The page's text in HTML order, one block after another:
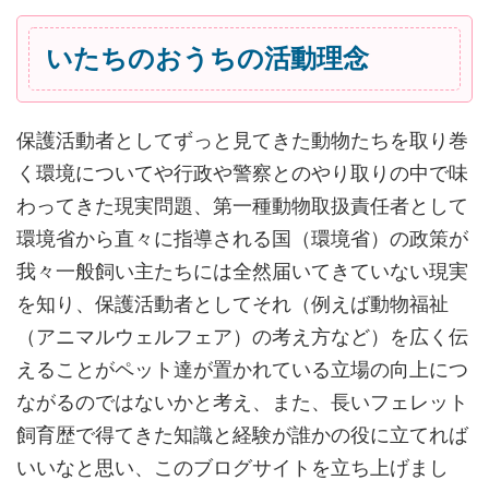
いたちのおうちの活動理念
保護活動者としてずっと見てきた動物たちを取り巻
く環境についてや行政や警察とのやり取りの中で味
わってきた現実問題、第一種動物取扱責任者として
環境省から直々に指導される国（環境省）の政策が
我々一般飼い主たちには全然届いてきていない現実
を知り、保護活動者としてそれ（例えば動物福祉
（アニマルウェルフェア）の考え方など）を広く伝
えることがペット達が置かれている立場の向上につ
ながるのではないかと考え、また、長いフェレット
飼育歴で得てきた知識と経験が誰かの役に立てれば
いいなと思い、このブログサイトを立ち上げまし